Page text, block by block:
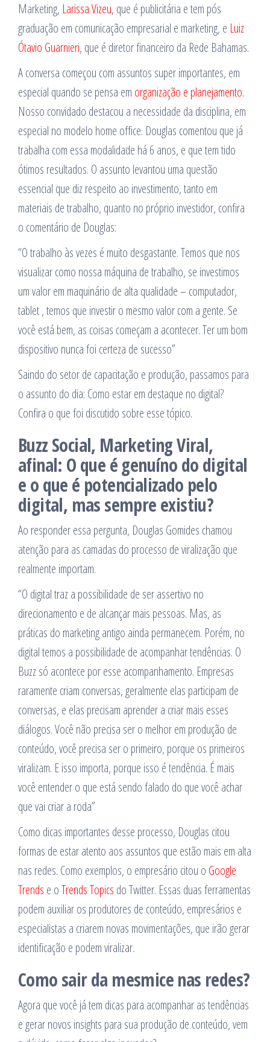
Marketing, Larissa Vizeu, que é publicitária e tem pós
graduação em comunicação empresarial e marketing, e Luiz
Ótavio Guarnieri, que é diretor financeiro da Rede Bahamas.
A conversa começou com assuntos super importantes, em
especial quando se pensa em organização e planejamento.
Nosso convidado destacou a necessidade da disciplina, em
especial no modelo home office. Douglas comentou que já
trabalha com essa modalidade há 6 anos, e que tem tido
ótimos resultados. O assunto levantou uma questão
essencial que diz respeito ao investimento, tanto em
materiais de trabalho, quanto no próprio investidor, confira
o comentário de Douglas:
“O trabalho às vezes é muito desgastante. Temos que nos
visualizar como nossa máquina de trabalho, se investimos
um valor em maquinário de alta qualidade – computador,
tablet , temos que investir o mesmo valor com a gente. Se
você está bem, as coisas começam a acontecer. Ter um bom
dispositivo nunca foi certeza de sucesso”
Saindo do setor de capacitação e produção, passamos para
o assunto do dia: Como estar em destaque no digital?
Confira o que foi discutido sobre esse tópico.
Buzz Social, Marketing Viral,
afinal: O que é genuíno do digital
e o que é potencializado pelo
digital, mas sempre existiu?
Ao responder essa pergunta, Douglas Gomides chamou
atenção para as camadas do processo de viralização que
realmente importam.
“O digital traz a possibilidade de ser assertivo no
direcionamento e de alcançar mais pessoas. Mas, as
práticas do marketing antigo ainda permanecem. Porém, no
digital temos a possibilidade de acompanhar tendências. O
Buzz só acontece por esse acompanhamento. Empresas
raramente criam conversas, geralmente elas participam de
conversas, e elas precisam aprender a criar mais esses
diálogos. Você não precisa ser o melhor em produção de
conteúdo, você precisa ser o primeiro, porque os primeiros
viralizam. E isso importa, porque isso é tendência. É mais
você entender o que está sendo falado do que você achar
que vai criar a roda”
Como dicas importantes desse processo, Douglas citou
formas de estar atento aos assuntos que estão mais em alta
nas redes. Como exemplos, o empresário citou o Google
Trends e oTrends Topics do Twitter. Essas duas ferramentas
podem auxiliar os produtores de conteúdo, empresários e
especialistas a criarem novas movimentações, que irão gerar
identificação e podem viralizar.
Como sair da mesmice nas redes?
Agora que você já tem dicas para acompanhar as tendências
e gerar novos insights para sua produção de conteúdo, vem